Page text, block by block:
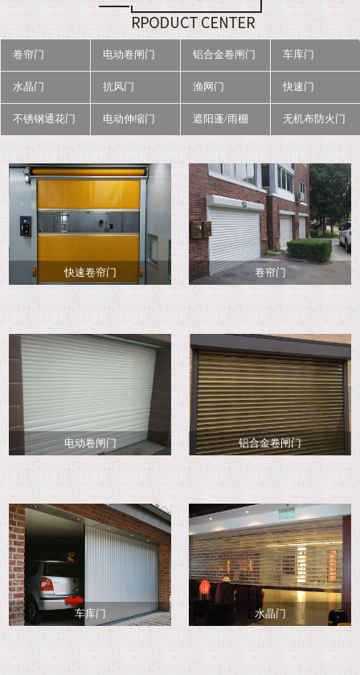
卷帘门 电动卷闸门 铝合金卷闸门 车库门
水晶门 抗风门 渔网门 快速门
不锈钢通花门 电动伸缩门 遮阳蓬/雨棚 无机布防火门
快速卷帘门 卷帘门
电动卷闸门 铝合金卷闸门
车库门 水晶门